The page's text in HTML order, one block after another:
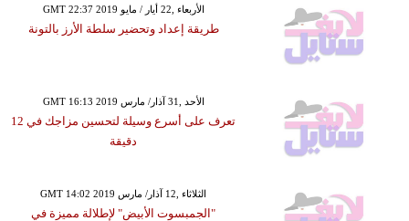
GMT 22:37 2019 الأربعاء ,22 أيار / مايو
طريقة إعداد وتحضير سلطة الأرز بالتونة
GMT 16:13 2019 الأحد ,31 آذار/ مارس
تعرف على أسرع وسيلة لتحسين مزاجك في 12
دقيقة
GMT 14:02 2019 الثلاثاء ,12 آذار/ مارس
"الجمبسوت الأبيض" لإطلالة مميزة في